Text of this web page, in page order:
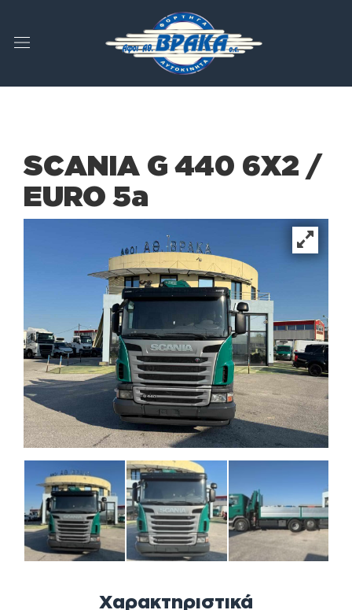
SCANIA G 440 6X2 /
EURO 5a
Χαρακτηριστικά